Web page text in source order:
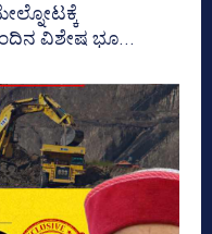
ವಿಶೇಷ ಭೂ...